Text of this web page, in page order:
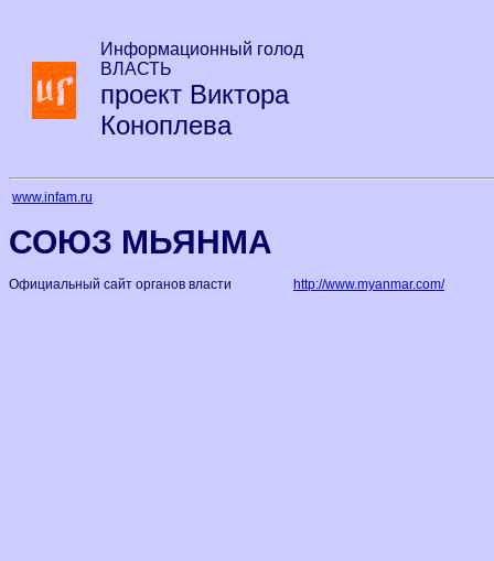
Информационный голод
ВЛАСТЬ
проект Виктора
Коноплева
www.infam.ru
СОЮЗ МЬЯНМА
Официальный сайт органов власти http://www.myanmar.com/